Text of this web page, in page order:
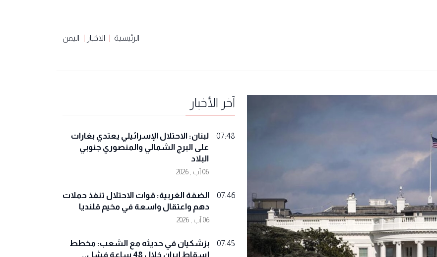
الرئيسية الاخبار اليمن
آخر الأخبار
07:48
لبنان: الاحتلال الإسرائيلي يعتدي بغارات
على البرج الشمالي والمنصوري جنوبي
البلاد
06 آب , 2026
07:46
الضفة الغربية: قوات الاحتلال تنفذ حملات
دهم واعتقال واسعة في مخيم قلنديا
06 آب , 2026
07:45
بزشكيان في حديثه مع الشعب: مخطط
إسقاط إيران خلال 48 ساعة فشل..